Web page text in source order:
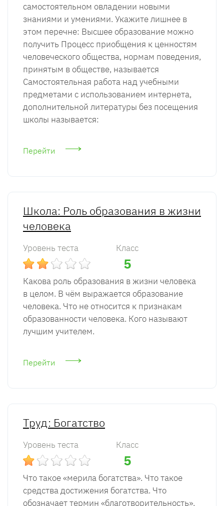
самостоятельном овладении новыми
знаниями и умениями. Укажите лишнее в
этом перечне: Высшее образование можно
получить Процесс приобщения к ценностям
человеческого обще­ства, нормам поведения,
принятым в обществе, называется
Самостоятельная работа над учебными
предметами с использованием интернета,
дополнительной литературы без посещения
школы называется:
Перейти
Школа: Роль образования в жизни
человека
Уровень теста Класс
5
Какова роль образования в жизни человека
в целом. В чём выражается образование
человека. Что не относится к признакам
образованности человека. Кого называют
лучшим учителем.
Перейти
Труд: Богатство
Уровень теста Класс
5
Что такое «мерила богатства». Что такое
средства достижения богатства. Что
обозначает термин «благотворительность».